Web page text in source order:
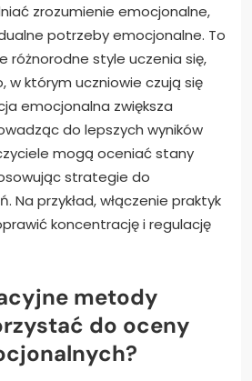
zrozumienie emocjonalne,
potrzeby emocjonalne. To
różnorodne style uczenia się,
w którym uczniowie czują się
emocjonalna zwiększa
do lepszych wyników
mogą oceniać stany
strategie do
Na przykład, włączenie praktyk
koncentrację i regulację
metody
do oceny